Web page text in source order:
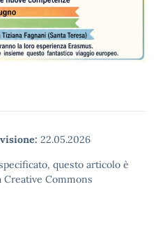
22.05.2026
questo articolo è
Commons